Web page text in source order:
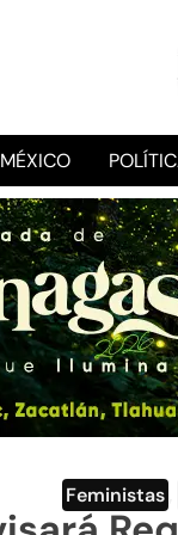
MÉXICO
Feministas